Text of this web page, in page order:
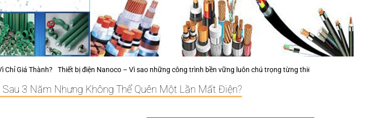
Nanoco – Vì sao những công trình bền vững luôn chú trọng từng thiết bị điện nhỏ? Keo Dán Bảo Ôn Superlon – Vì
3 Năm Nhưng Không Thể Quên Một Lần Mất Điện?